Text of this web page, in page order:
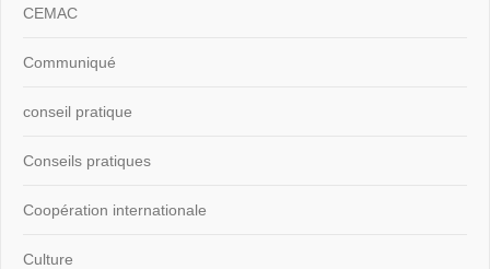
CEMAC
Communiqué
conseil pratique
Conseils pratiques
Coopération internationale
Culture